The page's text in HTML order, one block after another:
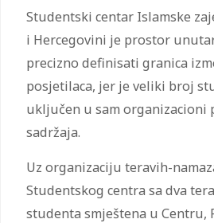
Studentski centar Islamske
i Hercegovini je prostor
precizno definisati granica
posjetilaca, jer je veliki broj
uključen u sam organizacioni
sadržaja.
Uz organizaciju teravih-
Studentskog centra sa dva
studenta smještena u Centru,